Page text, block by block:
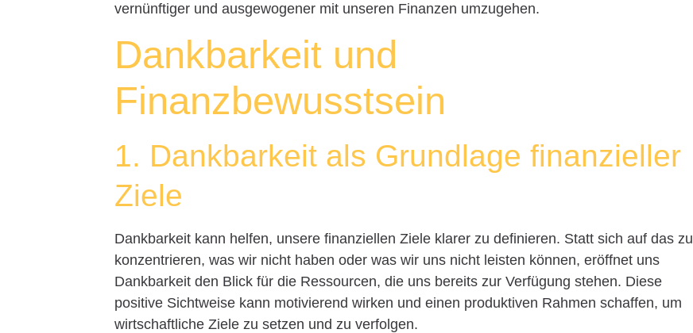
vernünftiger und ausgewogener mit unseren Finanzen umzugehen.
Dankbarkeit und
Finanzbewusstsein
1. Dankbarkeit als Grundlage finanzieller
Ziele
Dankbarkeit kann helfen, unsere finanziellen Ziele klarer zu definieren. Statt sich auf das zu
konzentrieren, was wir nicht haben oder was wir uns nicht leisten können, eröffnet uns
Dankbarkeit den Blick für die Ressourcen, die uns bereits zur Verfügung stehen. Diese
positive Sichtweise kann motivierend wirken und einen produktiven Rahmen schaffen, um
wirtschaftliche Ziele zu setzen und zu verfolgen.